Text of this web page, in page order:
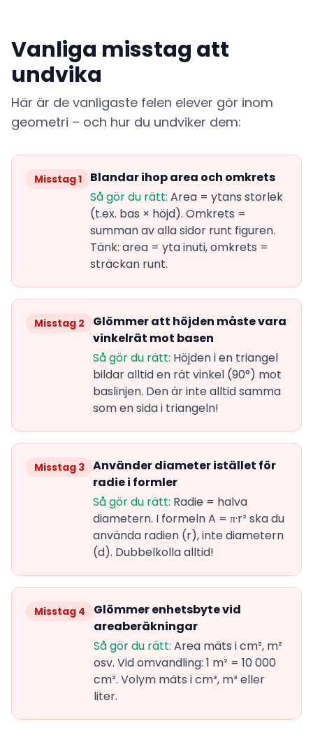
Vanliga misstag att
undvika
Här är de vanligaste felen elever gör inom
geometri – och hur du undviker dem:
Misstag 1
Blandar ihop area och omkrets
Så gör du rätt: Area = ytans storlek
(t.ex. bas × höjd). Omkrets =
summan av alla sidor runt figuren.
Tänk: area = yta inuti, omkrets =
sträckan runt.
Misstag 2
Glömmer att höjden måste vara
vinkelrät mot basen
Så gör du rätt: Höjden i en triangel
bildar alltid en rät vinkel (90°) mot
baslinjen. Den är inte alltid samma
som en sida i triangeln!
Misstag 3 Använder diameter istället för
radie i formler
Så gör du rätt: Radie = halva
diametern. I formeln A = π·r² ska du
använda radien (r), inte diametern
(d). Dubbelkolla alltid!
Misstag 4
Glömmer enhetsbyte vid
areaberäkningar
Så gör du rätt: Area mäts i cm², m²
osv. Vid omvandling: 1 m² = 10 000
cm². Volym mäts i cm³, m³ eller
liter.